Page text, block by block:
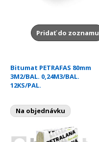
Pridať do zoznamu
Bitumat PETRAFAS 80mm
3M2/BAL. 0,24M3/BAL.
12KS/PAL.
Na objednávku